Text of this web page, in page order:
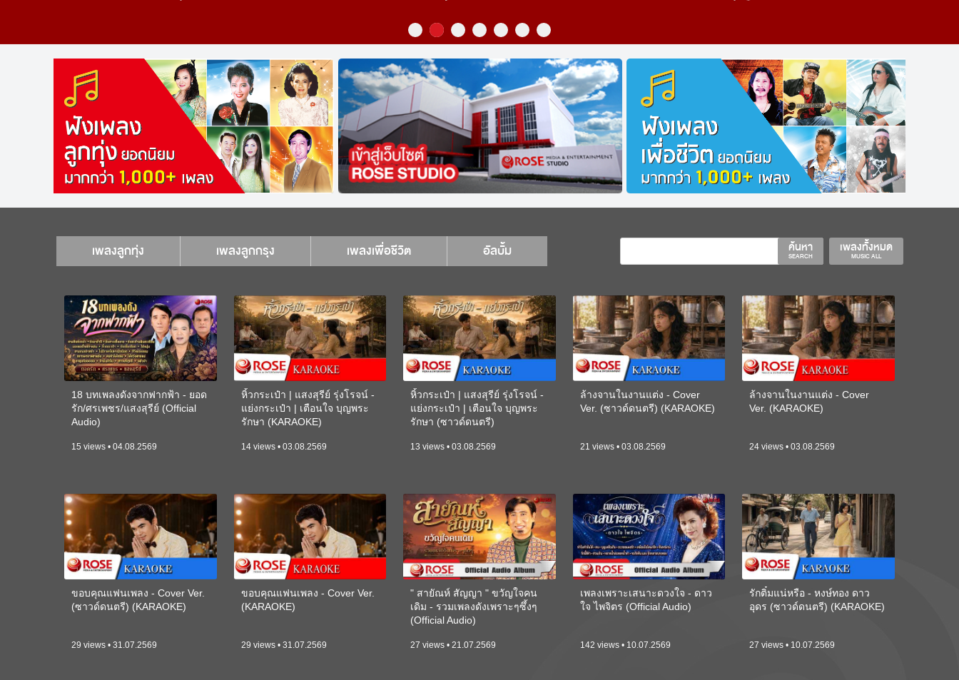
เพลงลูกทุ่ง เพลงลูกกรุง เพลงเพื่อชีวิต อัลบั้ม เพลงทั้งหมด
MUSIC ALL
ค้นหา
SEARCH
18 บทเพลงดังจากฟากฟ้า - ยอด
รัก/ศรเพชร/แสงสุรีย์ (Official
Audio)
15 views • 04.08.2569
หิ้วกระเป๋า | แสงสุรีย์ รุ่งโรจน์ -
แย่งกระเป๋า | เตือนใจ บุญพระ
รักษา (KARAOKE)
14 views • 03.08.2569
หิ้วกระเป๋า | แสงสุรีย์ รุ่งโรจน์ -
แย่งกระเป๋า | เตือนใจ บุญพระ
รักษา (ซาวด์ดนตรี)
13 views • 03.08.2569
ล้างจานในงานแต่ง - Cover
Ver. (ซาวด์ดนตรี) (KARAOKE)
21 views • 03.08.2569
ล้างจานในงานแต่ง - Cover
Ver. (KARAOKE)
24 views • 03.08.2569
ขอบคุณแฟนเพลง - Cover Ver.
(ซาวด์ดนตรี) (KARAOKE)
29 views • 31.07.2569
ขอบคุณแฟนเพลง - Cover Ver.
(KARAOKE)
29 views • 31.07.2569
" สายัณห์ สัญญา " ขวัญใจคน
เดิม - รวมเพลงดังเพราะๆซึ้งๆ
(Official Audio)
27 views • 21.07.2569
เพลงเพราะเสนาะดวงใจ - ดาว
ใจ ไพจิตร (Official Audio)
142 views • 10.07.2569
รักติ๋มแน่หรือ - หงษ์ทอง ดาว
อุดร (ซาวด์ดนตรี) (KARAOKE)
27 views • 10.07.2569